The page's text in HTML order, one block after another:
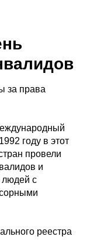
за права
году в этот
провели
и
людей с
реестра